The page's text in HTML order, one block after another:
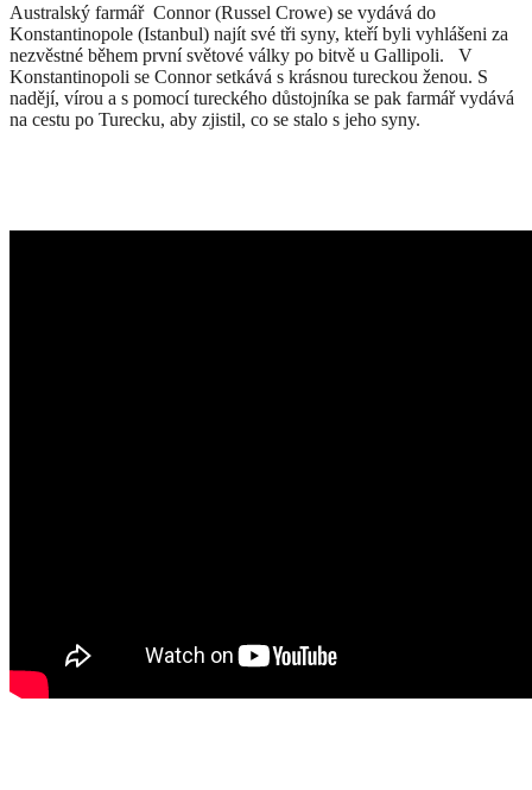
Australský farmář Connor (Russel Crowe) se vydává do
Konstantinopole (Istanbul) najít své tři syny, kteří byli vyhlášeni za
nezvěstné během první světové války po bitvě u Gallipoli. V
Konstantinopoli se Connor setkává s krásnou tureckou ženou. S
nadějí, vírou a s pomocí tureckého důstojníka se pak farmář vydává
na cestu po Turecku, aby zjistil, co se stalo s jeho syny.